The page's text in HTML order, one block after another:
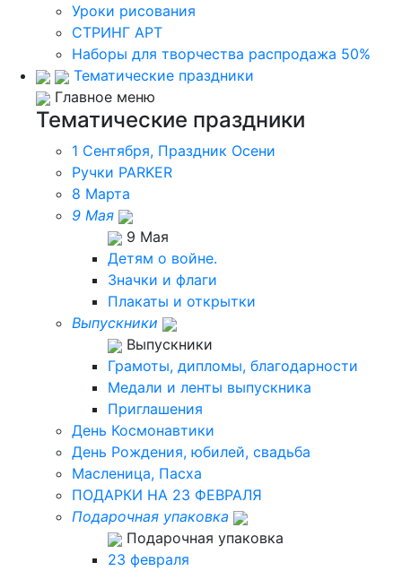
Уроки рисования
СТРИНГ АРТ
Наборы для творчества распродажа 50%
Тематические праздники
Главное меню
Тематические праздники
1 Сентября, Праздник Осени
Ручки PARKER
8 Марта
9 Мая
9 Мая
Детям о войне.
Значки и флаги
Плакаты и открытки
Выпускники
Выпускники
Грамоты, дипломы, благодарности
Медали и ленты выпускника
Приглашения
День Космонавтики
День Рождения, юбилей, свадьба
Масленица, Пасха
ПОДАРКИ НА 23 ФЕВРАЛЯ
Подарочная упаковка
Подарочная упаковка
23 февраля